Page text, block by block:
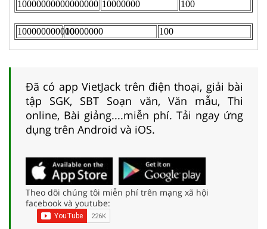
Đã có app VietJack trên điện thoại, giải bài
tập SGK, SBT Soạn văn, Văn mẫu, Thi
online, Bài giảng....miễn phí. Tải ngay ứng
dụng trên Android và iOS.
Theo dõi chúng tôi miễn phí trên mạng xã hội
facebook và youtube: